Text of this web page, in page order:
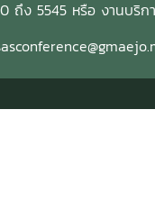
ถึง 5545 หรือ งานบริก